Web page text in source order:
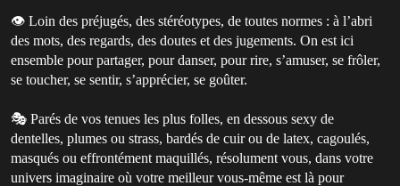
👁️ Loin des préjugés, des stéréotypes, de toutes normes : à l’abri
des mots, des regards, des doutes et des jugements. On est ici
ensemble pour partager, pour danser, pour rire, s’amuser, se frôler,
se toucher, se sentir, s’apprécier, se goûter.
🎭 Parés de vos tenues les plus folles, en dessous sexy de
dentelles, plumes ou strass, bardés de cuir ou de latex, cagoulés,
masqués ou effrontément maquillés, résolument vous, dans votre
univers imaginaire où votre meilleur vous-même est là pour